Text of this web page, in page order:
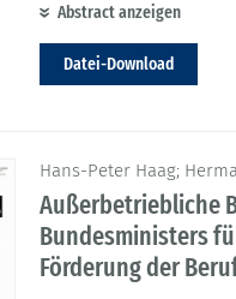
Abstract anzeigen
Datei-Download
Hans-Peter Haag;
Außerbetriebliche
Bundesministers
Förderung der